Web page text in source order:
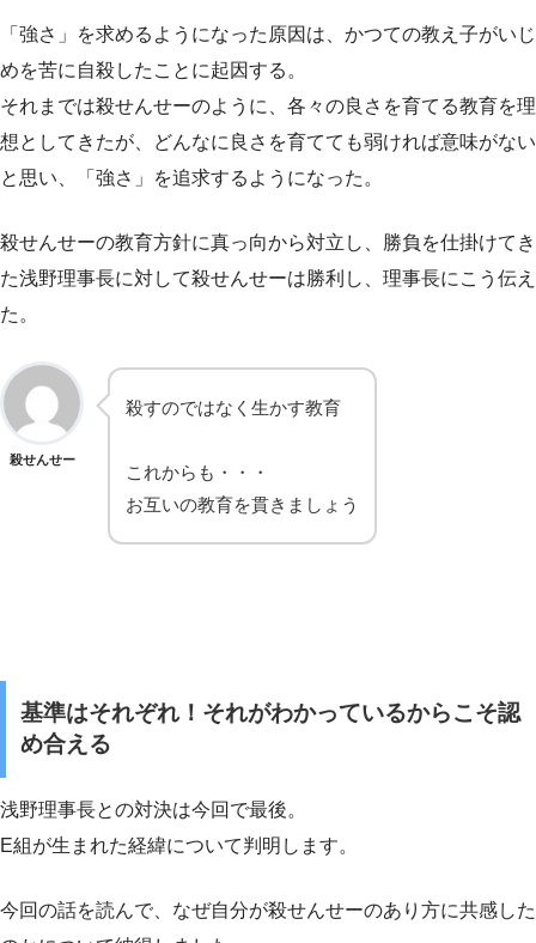
「強さ」を求めるようになった原因は、かつての教え子がいじ
めを苦に自殺したことに起因する。
それまでは殺せんせーのように、各々の良さを育てる教育を理
想としてきたが、どんなに良さを育てても弱ければ意味がない
と思い、「強さ」を追求するようになった。
殺せんせーの教育方針に真っ向から対立し、勝負を仕掛けてき
た浅野理事長に対して殺せんせーは勝利し、理事長にこう伝え
た。
殺せんせー
殺すのではなく生かす教育
これからも・・・
お互いの教育を貫きましょう
基準はそれぞれ！それがわかっているからこそ認
め合える
浅野理事長との対決は今回で最後。
E組が生まれた経緯について判明します。
今回の話を読んで、なぜ自分が殺せんせーのあり方に共感した